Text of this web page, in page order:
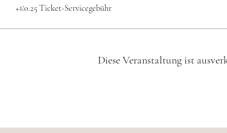
+€0.25 Ticket-Servicegebühr
Diese Veranstaltung ist